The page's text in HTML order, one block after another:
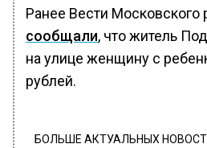
Ранее Вести Московского
сообщали, что житель
на улице женщину с
рублей.
БОЛЬШЕ АКТУАЛЬНЫХ